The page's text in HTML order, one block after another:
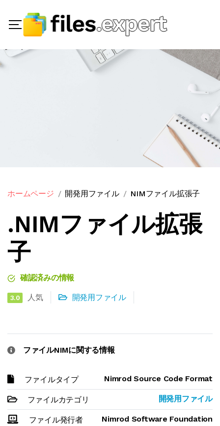
ホームページ 開発用ファイル NIMファイル拡張子
.NIMファイル拡張
子
確認済みの情報
3.0 人気 開発用ファイル
ファイルNIMに関する情報
ファイルタイプ Nimrod Source Code Format
ファイルカテゴリ 開発用ファイル
ファイル発行者 Nimrod Software Foundation